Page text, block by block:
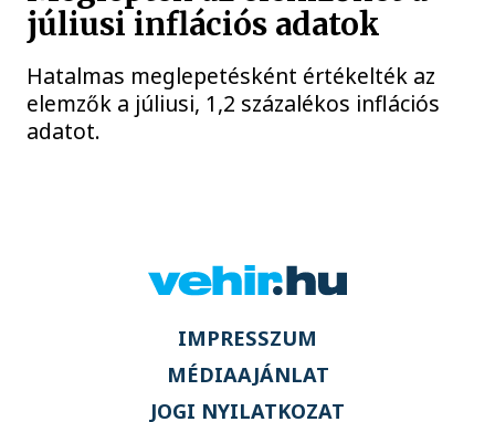
júliusi inflációs adatok
Hatalmas meglepetésként értékelték az
elemzők a júliusi, 1,2 százalékos inflációs
adatot.
IMPRESSZUM
MÉDIAAJÁNLAT
JOGI NYILATKOZAT